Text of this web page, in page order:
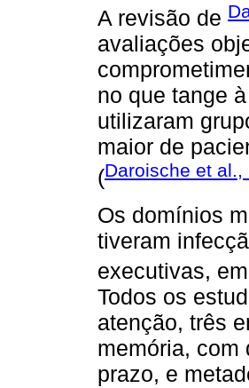
A revisão de
avaliações
no que tange
utilizaram
maior de
(Daroische et al.,
Os domínios
tiveram
executivas,
Todos os
atenção, três
memória, com
prazo, e